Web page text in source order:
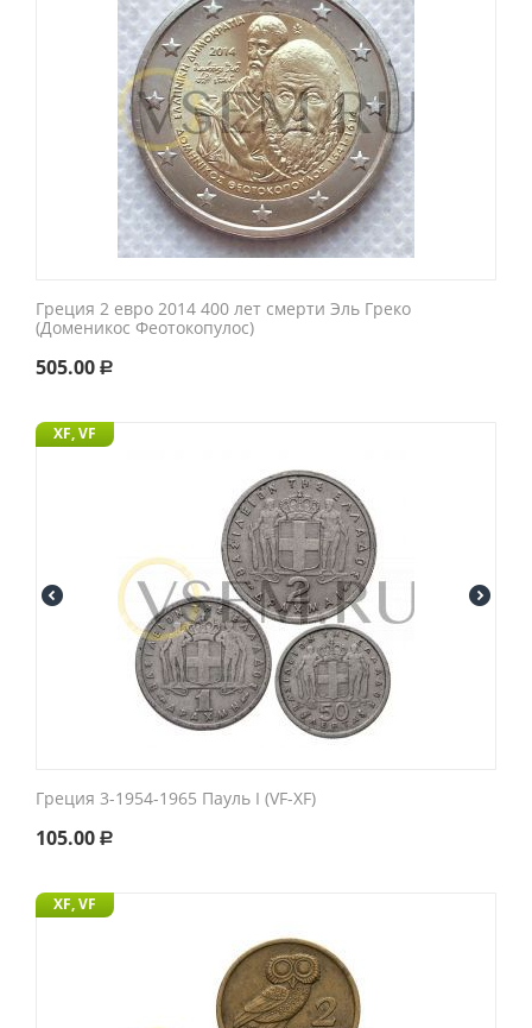
Греция 2 евро 2014 400 лет смерти Эль Греко
(Доменикос Феотокопулос)
505.00 Р
XF, VF
Греция 3-1954-1965 Пауль I (VF-XF)
105.00 Р
XF, VF